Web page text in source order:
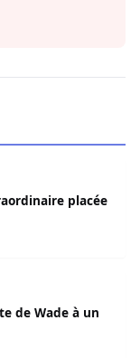
placée
de Wade à un